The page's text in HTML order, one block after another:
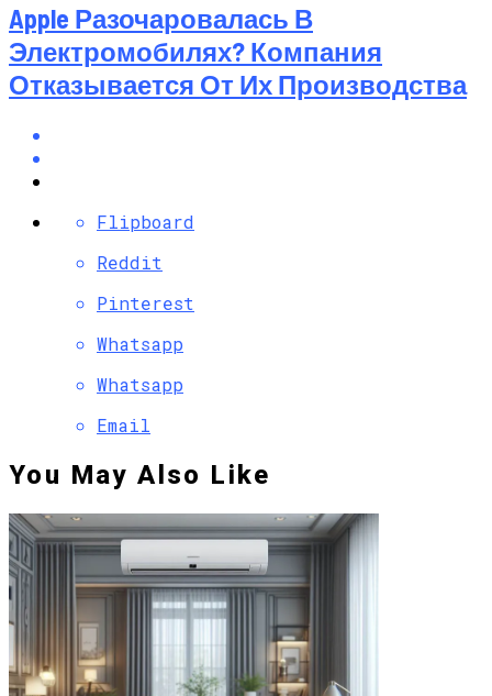
Apple Разочаровалась В
Электромобилях? Компания
Отказывается От Их Производства
Flipboard
Reddit
Pinterest
Whatsapp
Whatsapp
Email
You May Also Like